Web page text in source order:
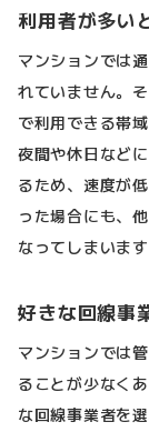
利用者が多い
マンションでは
れていません。
で利用できる帯
夜間や休日など
るため、速度が
った場合にも、
なってしまいます
好きな回線事
マンションでは
ることが少なく
な回線事業者を